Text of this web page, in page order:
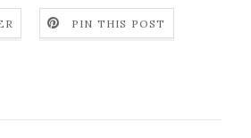
PIN THIS POST